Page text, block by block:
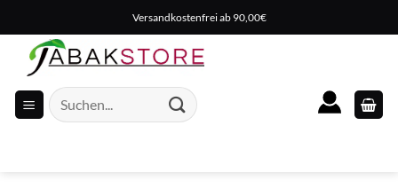
Inhalt
springen
Versandkostenfrei ab 90,00€
Suche
nach: